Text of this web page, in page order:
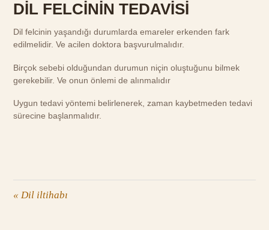
DİL FELCİNİN TEDAVİSİ
Dil felcinin yaşandığı durumlarda emareler erkenden fark
edilmelidir. Ve acilen doktora başvurulmalıdır.
Birçok sebebi olduğundan durumun niçin oluştuğunu bilmek
gerekebilir. Ve onun önlemi de alınmalıdır
Uygun tedavi yöntemi belirlenerek, zaman kaybetmeden tedavi
sürecine başlanmalıdır.
« Dil iltihabı